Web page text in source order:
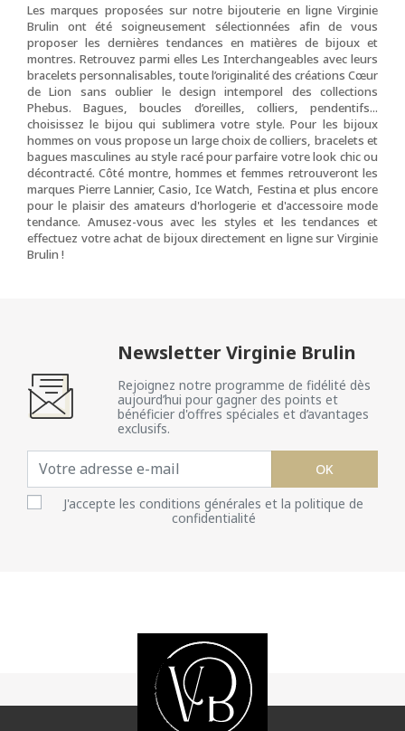
Les marques proposées sur notre bijouterie en ligne Virginie
Brulin ont été soigneusement sélectionnées afin de vous
proposer les dernières tendances en matières de bijoux et
montres. Retrouvez parmi elles Les Interchangeables avec leurs
bracelets personnalisables, toute l’originalité des créations Cœur
de Lion sans oublier le design intemporel des collections
Phebus. Bagues, boucles d’oreilles, colliers, pendentifs...
choisissez le bijou qui sublimera votre style. Pour les bijoux
hommes on vous propose un large choix de colliers, bracelets et
bagues masculines au style racé pour parfaire votre look chic ou
décontracté. Côté montre, hommes et femmes retrouveront les
marques Pierre Lannier, Casio, Ice Watch, Festina et plus encore
pour le plaisir des amateurs d'horlogerie et d'accessoire mode
tendance. Amusez-vous avec les styles et les tendances et
effectuez votre achat de bijoux directement en ligne sur Virginie
Brulin !
Newsletter Virginie Brulin
Rejoignez notre programme de fidélité dès
aujourd’hui pour gagner des points et
bénéficier d'offres spéciales et d’avantages
exclusifs.
OK
J'accepte les conditions générales et la politique de
confidentialité